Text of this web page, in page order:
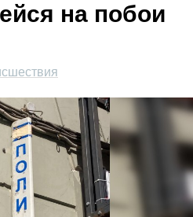
на побои